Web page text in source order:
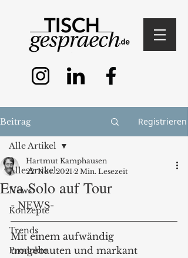
Beitrag Registrieren
Alle Artikel
News
Konzepte
Trends
Produkte
Alle Artikel
Eva Solo auf Tour
Hartmut Kamphausen
22. Nov. 2021 2 Min. Lesezeit
- NEWS-
Mit einem aufwändig
umgebauten und markant